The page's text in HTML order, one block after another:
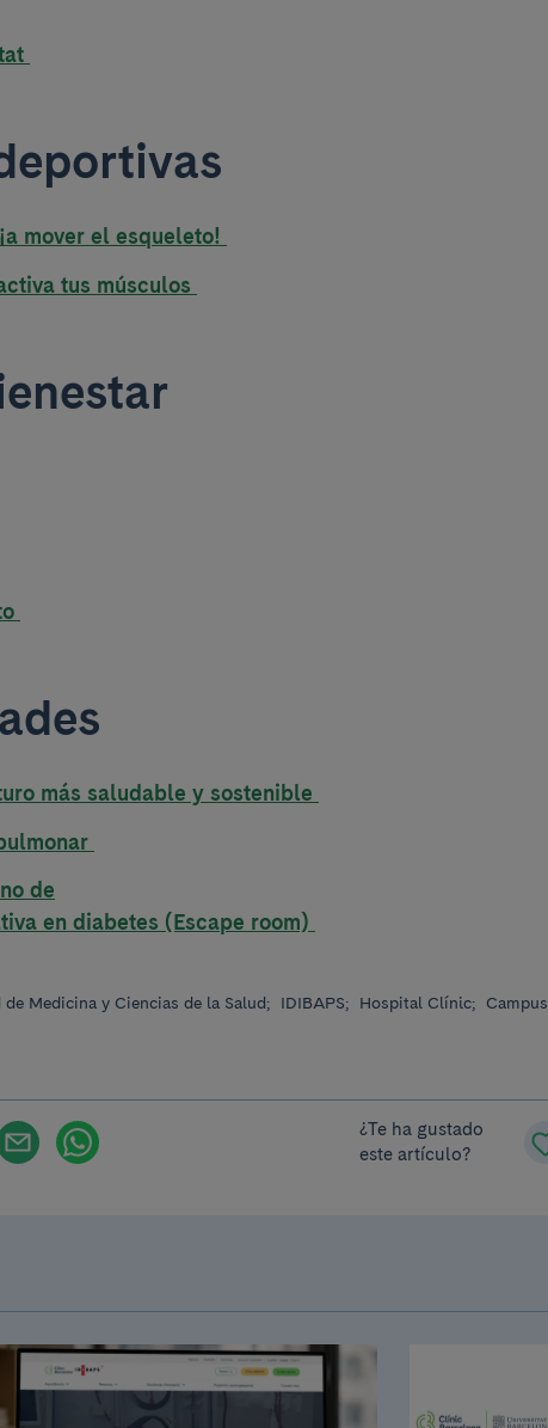
mover el esqueleto!
tus músculos
más saludable y sostenible
de
en diabetes (Escape room)
de Medicina y Ciencias de la Salud; IDIBAPS; Hospital Clínic;
Campus
¿Te ha gustado
este artículo?